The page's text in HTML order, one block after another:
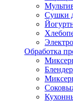
Сушки
Обработка